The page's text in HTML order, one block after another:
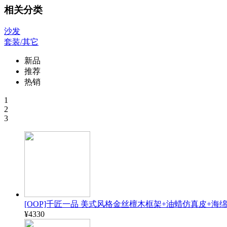
相关分类
沙发
套装/其它
新品
推荐
热销
1
2
3
[OOP]千匠一品 美式风格金丝檀木框架+油蜡仿真皮+海
¥4330